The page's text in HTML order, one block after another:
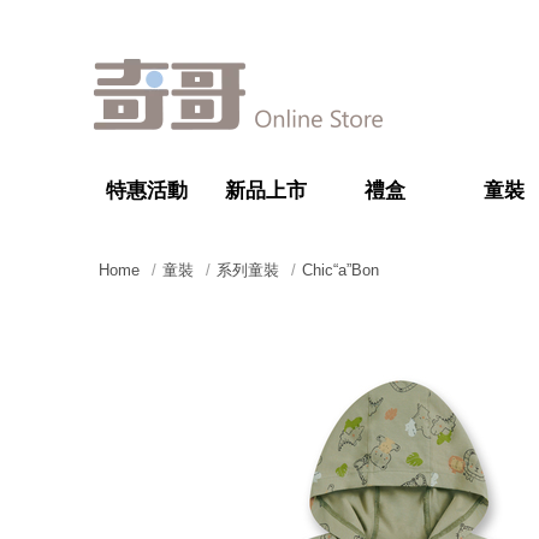
特惠活動 新品上市 禮盒 童裝
Home 童裝 系列童裝 Chic“a”Bon